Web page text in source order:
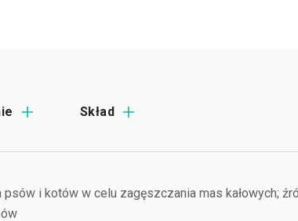
Skład
i kotów w celu zagęszczania mas kałowych;